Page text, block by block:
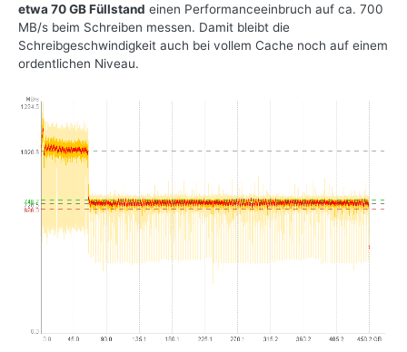
etwa 70 GB Füllstand einen Performanceeinbruch auf ca. 700
MB/s beim Schreiben messen. Damit bleibt die
Schreibgeschwindigkeit auch bei vollem Cache noch auf einem
ordentlichen Niveau.